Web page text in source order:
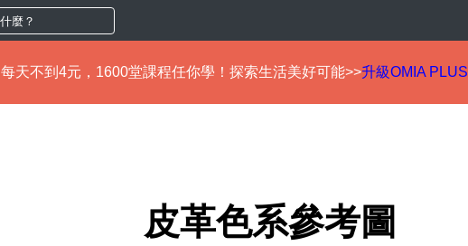
每天不到4元，1600堂課程任你學！探索生活美好可能>>升級OMIA PLUS
皮革色系參考圖